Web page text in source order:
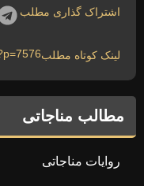
مطالب مناجاتی
روایات مناجاتی
اشتراک گذاری مطلب
لینک کوتاه مطلب